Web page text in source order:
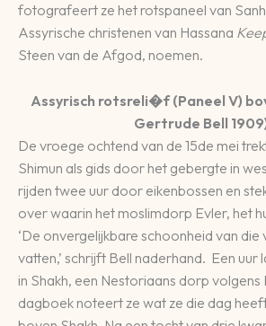
fotografeert ze het rotspaneel van
Assyrische christenen van Hassana
Steen van de Afgod, noemen.
Assyrisch rotsreli�f (Paneel V)
Gertrude Bell
De vroege ochtend van de 15de mei
Shimun als gids door het gebergte in
rijden twee uur door eikenbossen en
over waarin het moslimdorp Evler, het
‘De onvergelijkbare schoonheid van die
vatten,’ schrijft Bell naderhand. Een uur
in Shakh, een Nestoriaans dorp volgens
dagboek noteert ze wat ze die dag